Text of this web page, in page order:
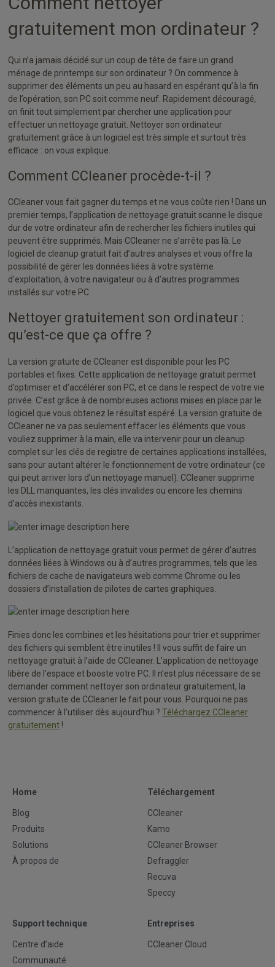
gratuitement mon ordinateur ?
Qui n’a jamais décidé sur un coup de tête de faire un grand
ménage de printemps sur son ordinateur ? On commence à
supprimer des éléments un peu au hasard en espérant qu’à la fin
de l’opération, son PC soit comme neuf. Rapidement découragé,
on finit tout simplement par chercher une application pour
effectuer un nettoyage gratuit. Nettoyer son ordinateur
gratuitement grâce à un logiciel est très simple et surtout très
efficace : on vous explique.
Comment CCleaner procède-t-il ?
CCleaner vous fait gagner du temps et ne vous coûte rien ! Dans un
premier temps, l’application de nettoyage gratuit scanne le disque
dur de votre ordinateur afin de rechercher les fichiers inutiles qui
peuvent être supprimés. Mais CCleaner ne s’arrête pas là. Le
logiciel de cleanup gratuit fait d’autres analyses et vous offre la
possibilité de gérer les données liées à votre système
d’exploitation, à votre navigateur ou à d’autres programmes
installés sur votre PC.
Nettoyer gratuitement son ordinateur :
qu’est-ce que ça offre ?
La version gratuite de CCleaner est disponible pour les PC
portables et fixes. Cette application de nettoyage gratuit permet
d’optimiser et d’accélérer son PC, et ce dans le respect de votre vie
privée. C’est grâce à de nombreuses actions mises en place par le
logiciel que vous obtenez le résultat espéré. La version gratuite de
CCleaner ne va pas seulement effacer les éléments que vous
vouliez supprimer à la main, elle va intervenir pour un cleanup
complet sur les clés de registre de certaines applications installées,
sans pour autant altérer le fonctionnement de votre ordinateur (ce
qui peut arriver lors d’un nettoyage manuel). CCleaner supprime
les DLL manquantes, les clés invalides ou encore les chemins
d’accès inexistants.
L’application de nettoyage gratuit vous permet de gérer d’autres
données liées à Windows ou à d’autres programmes, tels que les
fichiers de cache de navigateurs web comme Chrome ou les
dossiers d’installation de pilotes de cartes graphiques.
Finies donc les combines et les hésitations pour trier et supprimer
des fichiers qui semblent être inutiles ! Il vous suffit de faire un
nettoyage gratuit à l’aide de CCleaner. L’application de nettoyage
libère de l’espace et booste votre PC. Il n’est plus nécessaire de se
demander comment nettoyer son ordinateur gratuitement, la
version gratuite de CCleaner le fait pour vous. Pourquoi ne pas
commencer à l’utiliser dès aujourd’hui ?Téléchargez CCleaner
gratuitement !
Home
Blog
Produits
Solutions
À propos de
Téléchargement
CCleaner
Kamo
CCleaner Browser
Defraggler
Recuva
Speccy
Support technique
Centre d’aide
Communauté
Entreprises
CCleaner Cloud